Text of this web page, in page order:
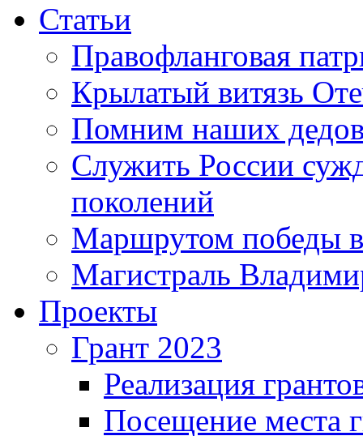
Статьи
Правофланговая
Крылатый витязь
Помним наших
Служить России
поколений
Маршрутом победы
Магистраль
Проекты
Грант 2023
Реализация
Посещение места